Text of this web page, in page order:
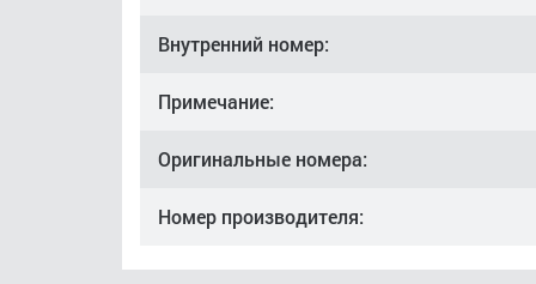
Внутренний номер:
Примечание:
Оригинальные номера:
Номер производителя: